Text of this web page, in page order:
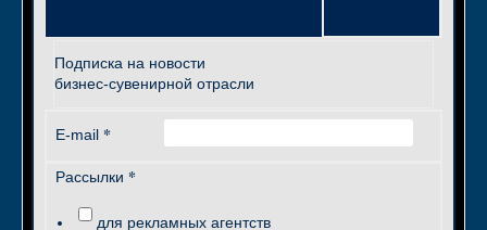
Подписка на новости
бизнес-сувенирной отрасли
E-mail *
Рассылки *
для рекламных агентств